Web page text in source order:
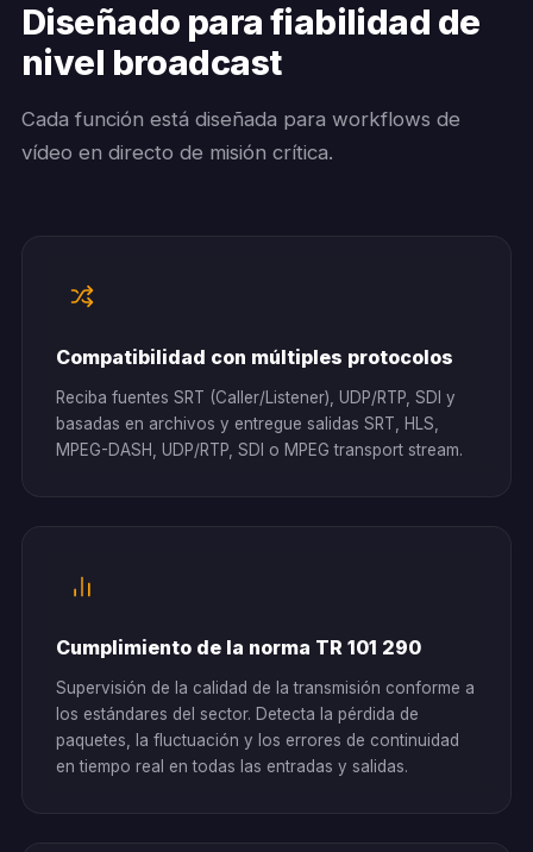
Diseñado para fiabilidad de
nivel broadcast
Cada función está diseñada para workflows de
vídeo en directo de misión crítica.
Compatibilidad con múltiples protocolos
Reciba fuentes SRT (Caller/Listener), UDP/RTP, SDI y
basadas en archivos y entregue salidas SRT, HLS,
MPEG-DASH, UDP/RTP, SDI o MPEG transport stream.
Cumplimiento de la norma TR 101 290
Supervisión de la calidad de la transmisión conforme a
los estándares del sector. Detecta la pérdida de
paquetes, la fluctuación y los errores de continuidad
en tiempo real en todas las entradas y salidas.